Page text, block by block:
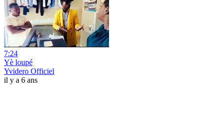
7:24
Yè loupé
Yvidero Officiel
il y a 6 ans